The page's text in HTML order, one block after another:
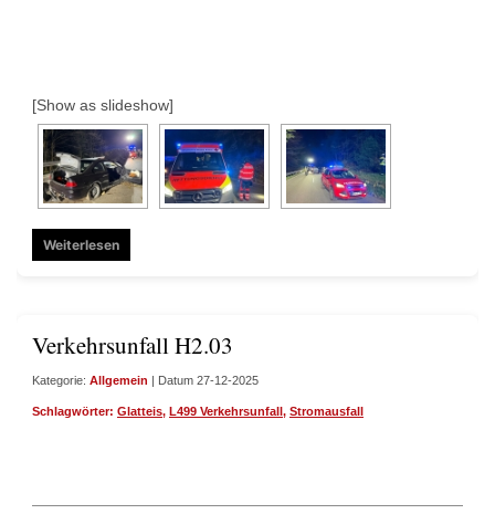
[Show as slideshow]
Weiterlesen
Verkehrsunfall H2.03
Kategorie: Allgemein | Datum 27-12-2025
Schlagwörter: Glatteis, L499 Verkehrsunfall , Stromausfall